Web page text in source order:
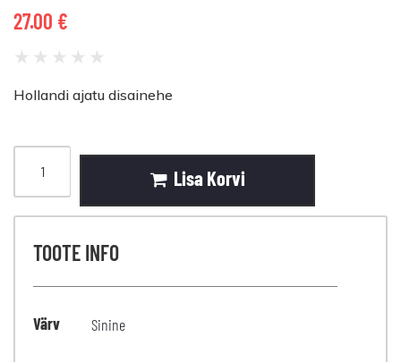
27.00 €
★ ★ ★ ★ ★
Hollandi ajatu disainehe
Lisa Korvi
TOOTE INFO
Värv Sinine